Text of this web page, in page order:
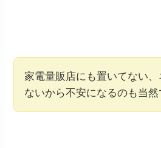
家電量販店にも置いてない
ないから不安になるのも当然